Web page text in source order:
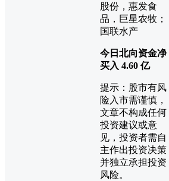
股份，惠发食
品，巨星农牧；
国联水产
今日北向资金净
买入 4.60 亿
提示：股市有风
险入市需谨慎，
文章不构成任何
投资建议或意
见，投资者需自
主作出投资决策
并独立承担投资
风险。